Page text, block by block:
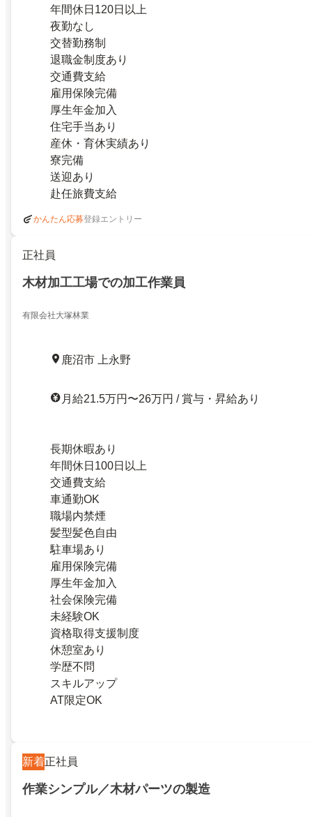
年間休日120日以上
夜勤なし
交替勤務制
退職金制度あり
交通費支給
雇用保険完備
厚生年金加入
住宅手当あり
産休・育休実績あり
寮完備
送迎あり
赴任旅費支給
かんたん応募登録エントリー
正社員
木材加工工場での加工作業員
有限会社大塚林業
鹿沼市 上永野
月給21.5万円〜26万円 / 賞与・昇給あり
長期休暇あり
年間休日100日以上
交通費支給
車通勤OK
職場内禁煙
髪型髪色自由
駐車場あり
雇用保険完備
厚生年金加入
社会保険完備
未経験OK
資格取得支援制度
休憩室あり
学歴不問
スキルアップ
AT限定OK
新着正社員
作業シンプル／木材パーツの製造